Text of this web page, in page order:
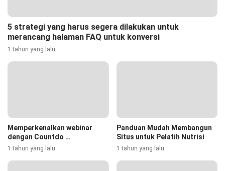
5 strategi yang harus segera dilakukan untuk
merancang halaman FAQ untuk konversi
1 tahun yang lalu
Memperkenalkan webinar
dengan Countdo …
1 tahun yang lalu
Panduan Mudah Membangun
Situs untuk Pelatih Nutrisi
1 tahun yang lalu